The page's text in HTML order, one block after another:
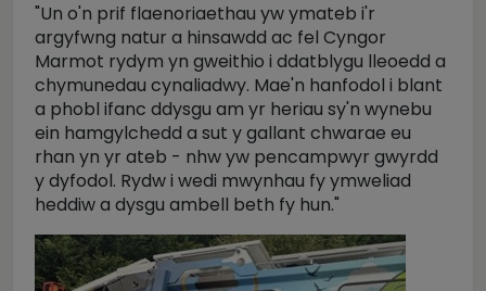
"Un o'n prif flaenoriaethau yw ymateb i'r
argyfwng natur a hinsawdd ac fel Cyngor
Marmot rydym yn gweithio i ddatblygu lleoedd a
chymunedau cynaliadwy. Mae'n hanfodol i blant
a phobl ifanc ddysgu am yr heriau sy'n wynebu
ein hamgylchedd a sut y gallant chwarae eu
rhan yn yr ateb - nhw yw pencampwyr gwyrdd
y dyfodol. Rydw i wedi mwynhau fy ymweliad
heddiw a dysgu ambell beth fy hun."